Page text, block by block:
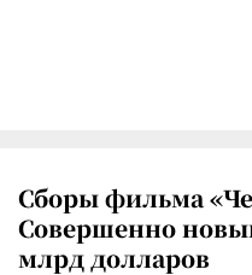
Сборы фильма
Совершенно
млрд долларов